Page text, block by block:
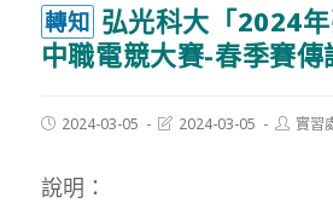
轉知 弘光科大「2024
中職電競大賽-春季賽傳
Post2024-03-05
Post2024-03-05
Post實習
說明：